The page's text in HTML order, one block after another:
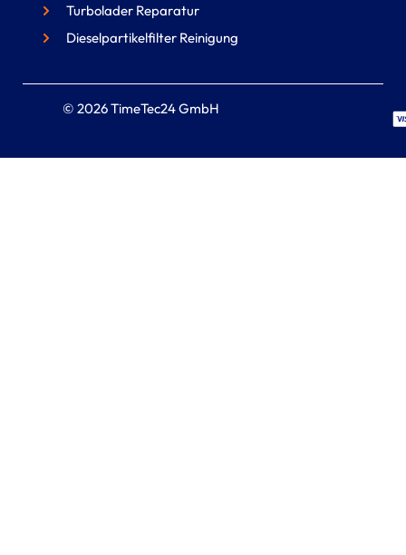
Turbolader Reparatur
Dieselpartikelfilter Reinigung
© 2026 TimeTec24 GmbH